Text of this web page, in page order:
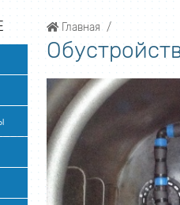
Главная